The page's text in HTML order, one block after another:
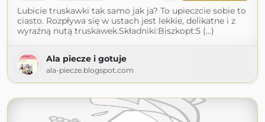
Lubicie truskawki tak samo jak ja? To upieczcie sobie to
ciasto. Rozpływa się w ustach jest lekkie, delikatne i z
wyraźną nutą truskawek.Składniki:Biszkopt:5 (...)
Ala piecze i gotuje
ala-piecze.blogspot.com